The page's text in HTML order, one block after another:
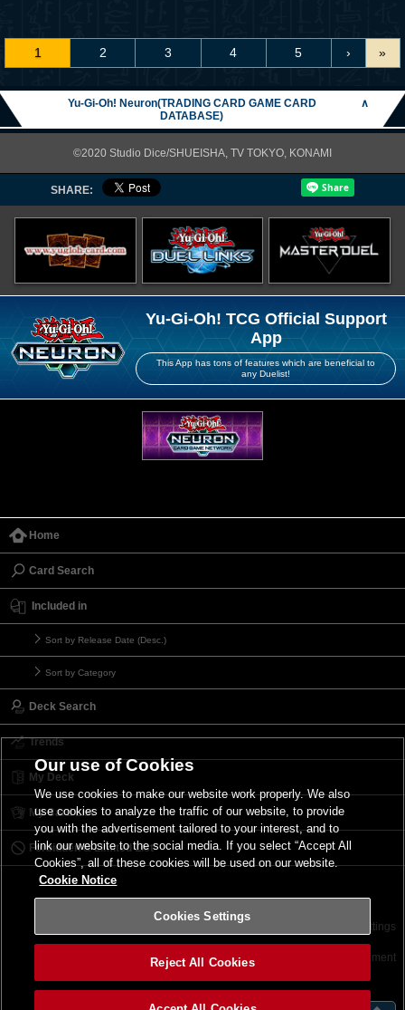
1 2 3 4 5 › »
Yu-Gi-Oh! Neuron(TRADING CARD GAME CARD
DATABASE)
∧
©2020 Studio Dice/SHUEISHA, TV TOKYO, KONAMI
SHARE:
Yu-Gi-Oh! TCG Official Support
App
This App has tons of features which are beneficial to
any Duelist!
Home
Card Search
Included in
Sort by Release Date (Desc.)
Sort by Category
Deck Search
Trends
My Deck
My Card List
Forbidden & Limited List
Terms of Use Cookies Settings
©2026 Konami Digital Entertainment
Our use of Cookies
We use cookies to make our website work properly. We also
use cookies to analyze the traffic of our website, to provide
you with the advertisement tailored to your interest, and to
link our website to the social media. If you select “Accept All
Cookies”, all of these cookies will be used on our website.
Cookie Notice
Cookies Settings
Reject All Cookies